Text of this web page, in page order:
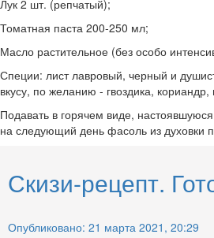
Лук 2 шт. (репчатый);
Томатная паста 200-250 мл;
Масло растительное (без особо
Специи: лист лавровый, черный и
вкусу, по желанию - гвоздика,
Подавать в горячем виде,
на следующий день фасоль из духовки
Скизи-рецепт.
Опубликовано: 21 марта 2021, 20:29